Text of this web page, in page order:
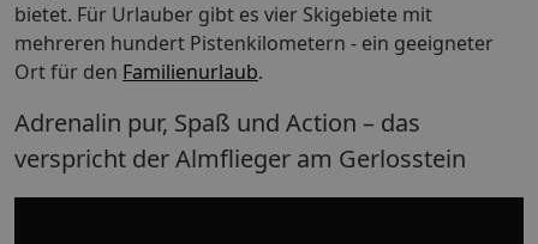
bietet. Für Urlauber gibt es vier Skigebiete mit
mehreren hundert Pistenkilometern - ein geeigneter
Ort für den Familienurlaub.
Adrenalin pur, Spaß und Action – das
verspricht der Almflieger am Gerlosstein